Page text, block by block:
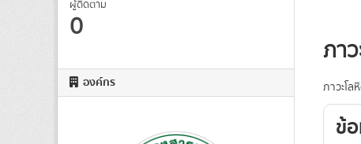
ผู้ติดตาม
0
องค์กร
ภา
ภาวะโ
ข้